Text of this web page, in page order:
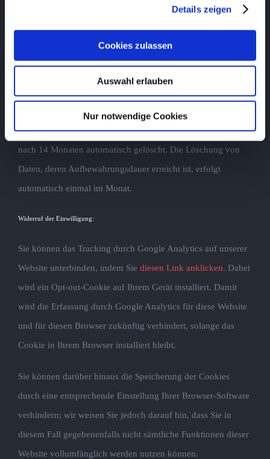
Details zeigen
Cookies zulassen
Auswahl erlauben
Nur notwendige Cookies
zusammenzustellen und um weitere mit der Websitenutzung
und der Internetnutzung verbundene Dienstleistungen
gegenüber dem Webseitenbetreiber zu erbringen.
Die von uns gesendeten und mit Cookies, Nutzerkennungen
(z. B. User-ID) oder Werbe-IDs verknüpften Daten werden
nach 14 Monaten automatisch gelöscht. Die Löschung von
Daten, deren Aufbewahrungsdauer erreicht ist, erfolgt
automatisch einmal im Monat.
Widerruf der Einwilligung:
Sie können das Tracking durch Google Analytics auf unserer
Website unterbinden, indem Sie diesen Link anklicken. Dabei
wird ein Opt-out-Cookie auf Ihrem Gerät installiert. Damit
wird die Erfassung durch Google Analytics für diese Website
und für diesen Browser zukünftig verhindert, solange das
Cookie in Ihrem Browser installiert bleibt.
Sie können darüber hinaus die Speicherung der Cookies
durch eine entsprechende Einstellung Ihrer Browser-Software
verhindern; wir weisen Sie jedoch darauf hin, dass Sie in
diesem Fall gegebenenfalls nicht sämtliche Funktionen dieser
Website vollumfänglich werden nutzen können.